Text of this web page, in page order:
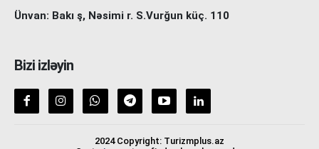
Ünvan: Bakı ş, Nəsimi r. S.Vurğun küç. 110
Bizi izləyin
2024 Copyright: Turizmplus.az